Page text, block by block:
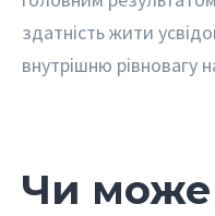
здатність жити
внутрішню рівновагу
Чи може